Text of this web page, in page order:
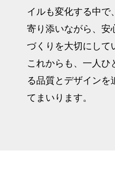
イルも変化する中で
寄り添いながら、安
づくりを大切にして
これからも、一人ひ
る品質とデザインを
てまいります。